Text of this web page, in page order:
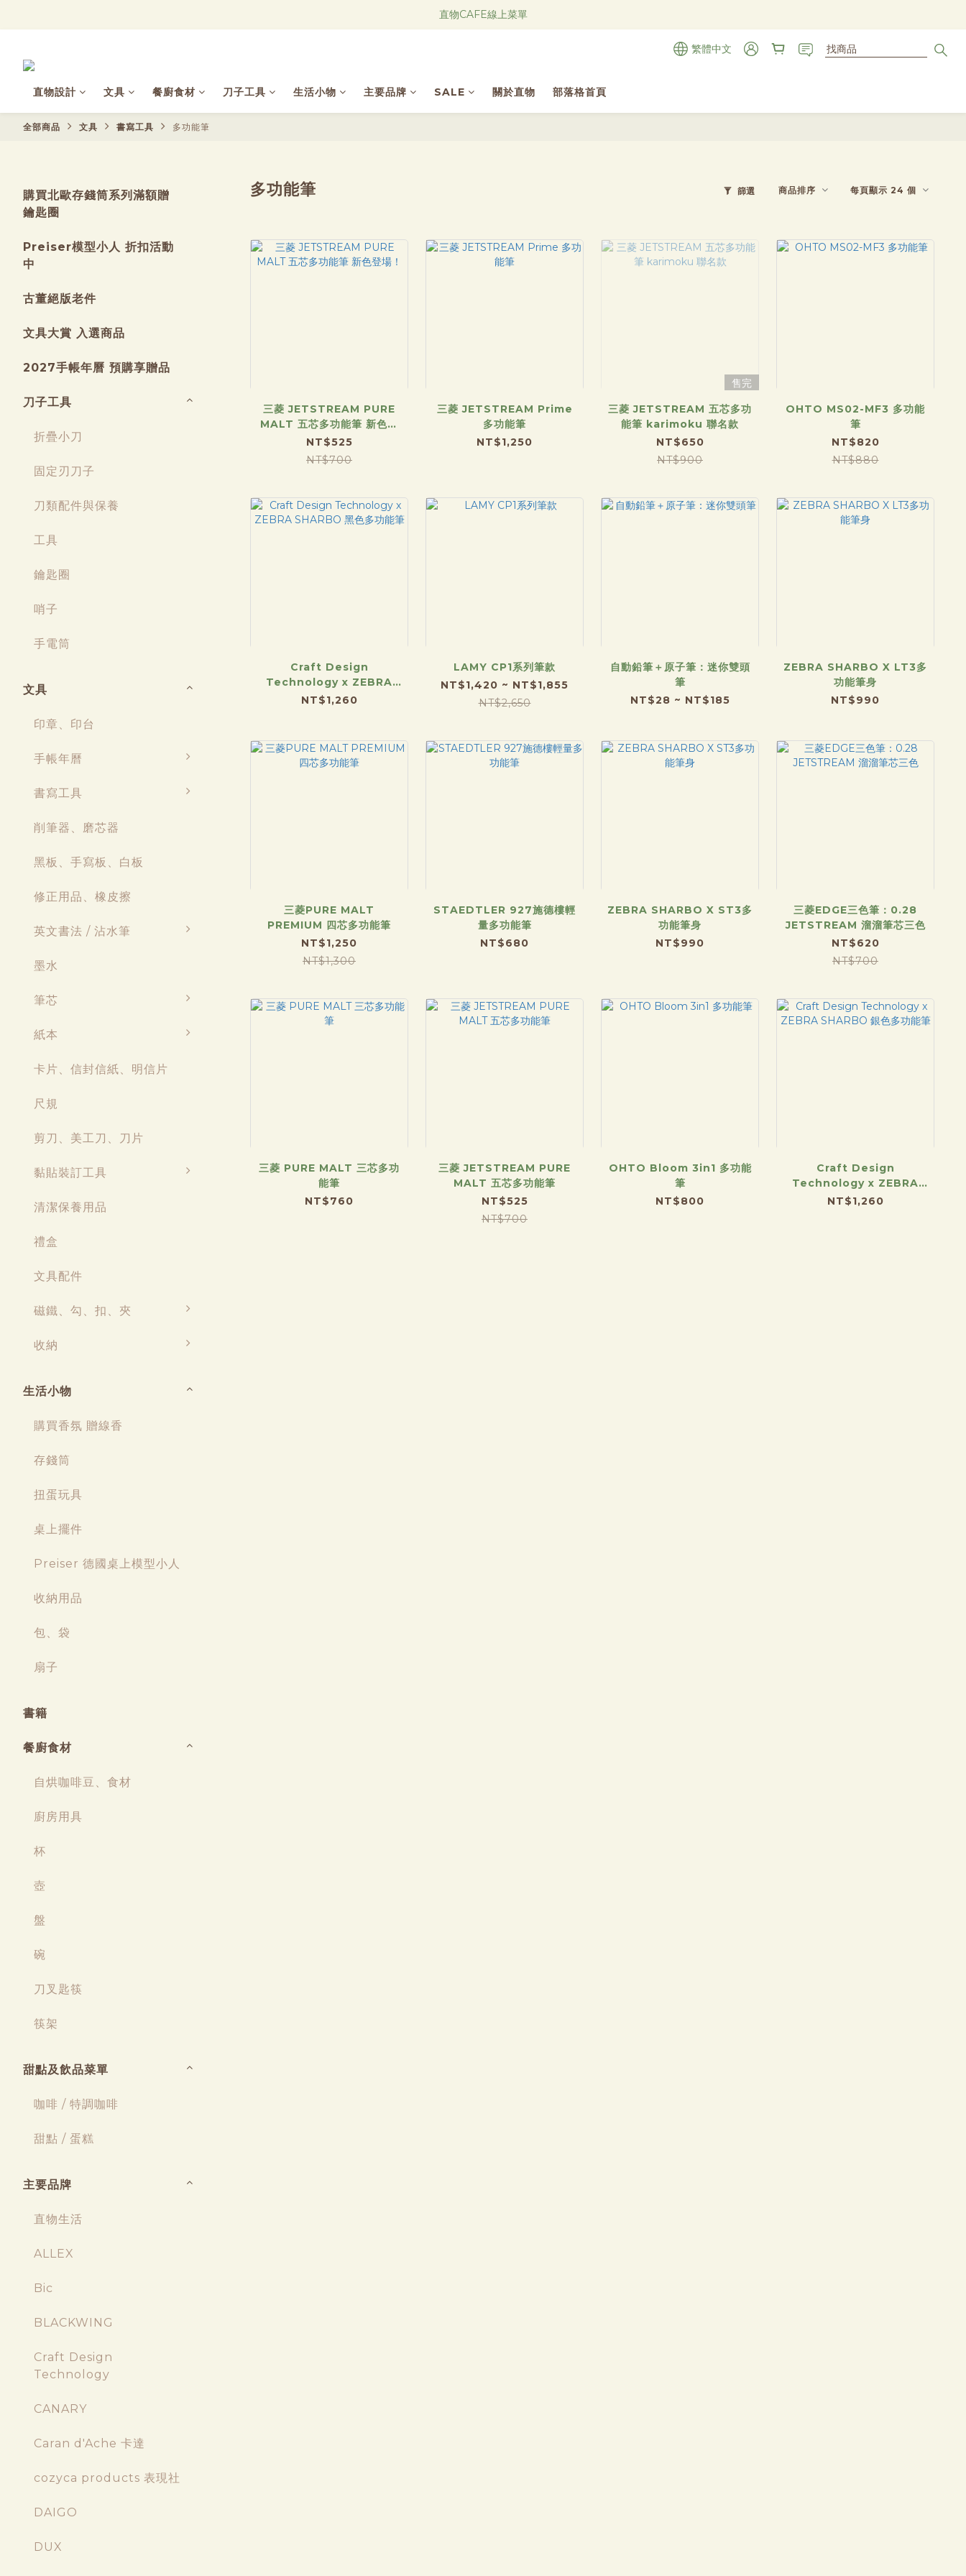
Research Notes 新品發售中！
Research Notes 新品發售中！
繁體中文
直物設計 文具 餐廚食材 刀子工具 生活小物 主要品牌 SALE 關於直物 部落格首頁
全部商品 文具 書寫工具 多功能筆
購買北歐存錢筒系列滿額贈
鑰匙圈
Preiser模型小人 折扣活動
中
古董絕版老件
文具大賞 入選商品
2027手帳年曆 預購享贈品
刀子工具
折疊小刀
固定刃刀子
刀類配件與保養
工具
鑰匙圈
哨子
手電筒
文具
印章、印台
手帳年曆
書寫工具
削筆器、磨芯器
黑板、手寫板、白板
修正用品、橡皮擦
英文書法 / 沾水筆
墨水
筆芯
紙本
卡片、信封信紙、明信片
尺規
剪刀、美工刀、刀片
黏貼裝訂工具
清潔保養用品
禮盒
文具配件
磁鐵、勾、扣、夾
收納
生活小物
購買香氛 贈線香
存錢筒
扭蛋玩具
桌上擺件
Preiser 德國桌上模型小人
收納用品
包、袋
扇子
書籍
餐廚食材
自烘咖啡豆、食材
廚房用具
杯
壺
盤
碗
刀叉匙筷
筷架
甜點及飲品菜單
咖啡 / 特調咖啡
甜點 / 蛋糕
主要品牌
直物生活
ALLEX
Bic
BLACKWING
Craft Design
Technology
CANARY
Caran d'Ache 卡達
cozyca products 表現社
DAIGO
DUX
多功能筆 篩選 商品排序 每頁顯示 24 個
三菱 JETSTREAM PURE
MALT 五芯多功能筆 新色登
場！
NT$525
NT$700
三菱 JETSTREAM Prime
多功能筆
NT$1,250
售完
三菱 JETSTREAM 五芯多功
能筆 karimoku 聯名款
NT$650
NT$900
OHTO MS02-MF3 多功能
筆
NT$820
NT$880
Craft Design
Technology x ZEBRA
SHARBO 黑色多功能筆
NT$1,260
LAMY CP1系列筆款
NT$1,420 ~ NT$1,855
NT$2,650
自動鉛筆＋原子筆：迷你雙頭
筆
NT$28 ~ NT$185
ZEBRA SHARBO X LT3多
功能筆身
NT$990
三菱PURE MALT
PREMIUM 四芯多功能筆
NT$1,250
NT$1,300
STAEDTLER 927施德樓輕
量多功能筆
NT$680
ZEBRA SHARBO X ST3多
功能筆身
NT$990
三菱EDGE三色筆：0.28
JETSTREAM 溜溜筆芯三色
NT$620
NT$700
三菱 PURE MALT 三芯多功
能筆
NT$760
三菱 JETSTREAM PURE
MALT 五芯多功能筆
NT$525
NT$700
OHTO Bloom 3in1 多功能
筆
NT$800
Craft Design
Technology x ZEBRA
SHARBO 銀色多功能筆
NT$1,260